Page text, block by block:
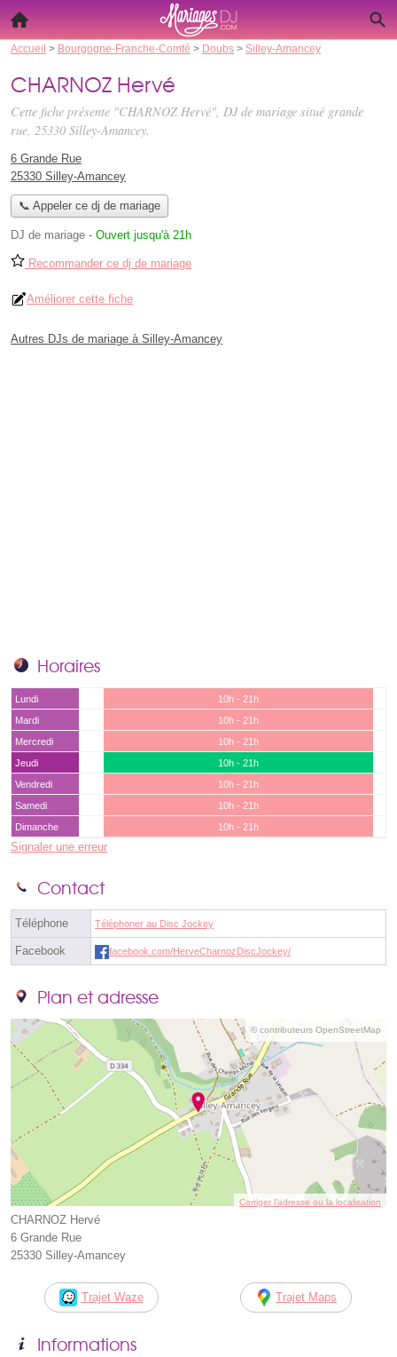
Accueil > Bourgogne-Franche-Comté > Doubs > Silley-Amancey
CHARNOZ Hervé
Cette fiche présente "CHARNOZ Hervé", DJ de mariage situé grande
rue, 25330 Silley-Amancey.
6 Grande Rue
25330 Silley-Amancey
📞 Appeler ce dj de mariage
DJ de mariage - Ouvert jusqu'à 21h
Recommander ce dj de mariage
Améliorer cette fiche
Autres DJs de mariage à Silley-Amancey
Horaires
Lundi
10h - 21h
Mardi
10h - 21h
Mercredi
10h - 21h
Jeudi
10h - 21h
Vendredi
10h - 21h
Samedi
10h - 21h
Dimanche
10h - 21h
Signaler une erreur
Contact
Téléphone Téléphoner au Disc Jockey
Facebook facebook.com/HerveCharnozDiscJockey/
Plan et adresse
© contributeurs OpenStreetMap
Corriger l’adresse ou la localisation
CHARNOZ Hervé
6 Grande Rue
25330 Silley-Amancey
Trajet Waze Trajet Maps
Informations